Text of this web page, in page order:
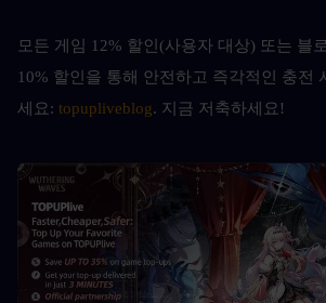
모든 게임 12% 할인(사용자 대상) 또는 블
10% 할인을 통해 안전하고 즉각적인 충전
세요: topupliveblog. 지금 저축하세요!